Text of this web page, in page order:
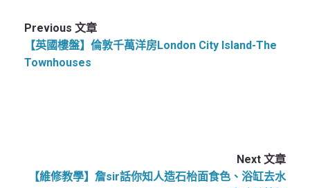
Previous 文章
【英國樓盤】倫敦千萬洋房London City Island-The
Townhouses
Next 文章
【維修教學】詹sir話你知人造石枱面食色、浴缸去水